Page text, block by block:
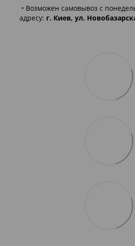
• Возможен самовывоз с
адресу: г. Киев, ул.